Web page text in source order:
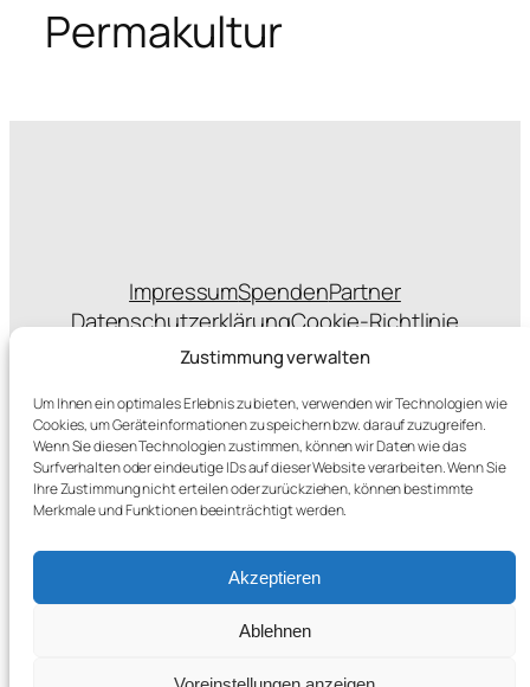
Zustimmung verwalten
Um Ihnen ein optimales Erlebnis zu bieten, verwenden wir Technologien wie
Cookies, um Geräteinformationen zu speichern bzw. darauf zuzugreifen.
Wenn Sie diesen Technologien zustimmen, können wir Daten wie das
Surfverhalten oder eindeutige IDs auf dieser Website verarbeiten. Wenn Sie
Ihre Zustimmung nicht erteilen oder zurückziehen, können bestimmte
Merkmale und Funktionen beeinträchtigt werden.
Akzeptieren
Ablehnen
Permakultur
ImpressumSpendenPartner
DatenschutzerklärungCookie-Richtlinie
Statuten
sponsert das Hosting